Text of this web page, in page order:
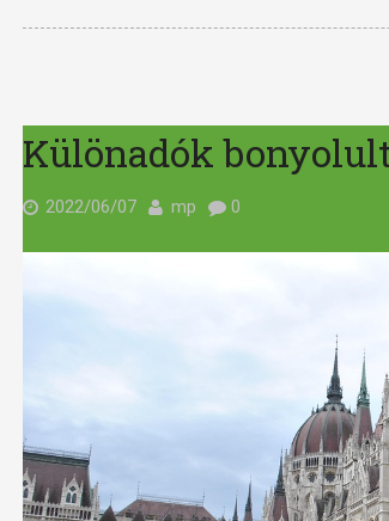
Különadók
2022/06/07 mp 0